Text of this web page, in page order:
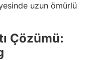
uzun ömürlü
Çözümü: